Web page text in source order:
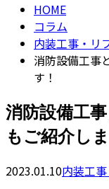
HOME
コラム
内装工事・リ
消防設備工事
す！
消防設備工
もご紹介し
2023.01.10内装工